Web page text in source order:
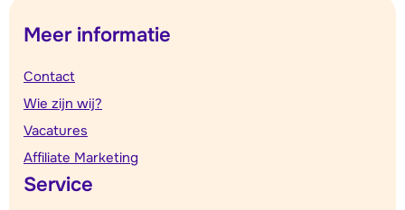
Meer informatie
Contact
Wie zijn wij?
Vacatures
Affiliate Marketing
Service